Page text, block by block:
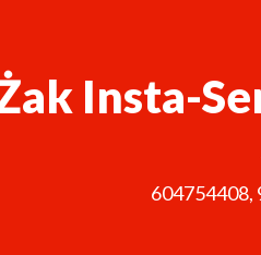
Insta-
604754408,